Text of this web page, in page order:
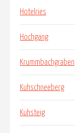
Hotelries
Hochgang
Krummbachgraben
Kuhschneeberg
Kuhsteig